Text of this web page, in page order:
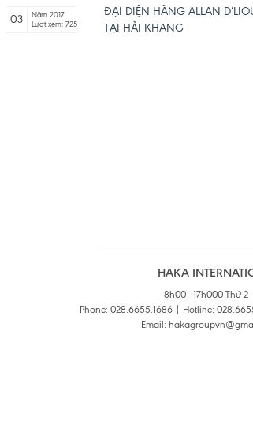
03
Năm 2017
Lượt xem: 725
ĐẠI DIỆN HÃNG ALLAN
TẠI HẢI KHANG
HAKA
8h00 - 17h000 Thứ 2
Phone: 028.6655.1686 | Hotline:
Email: